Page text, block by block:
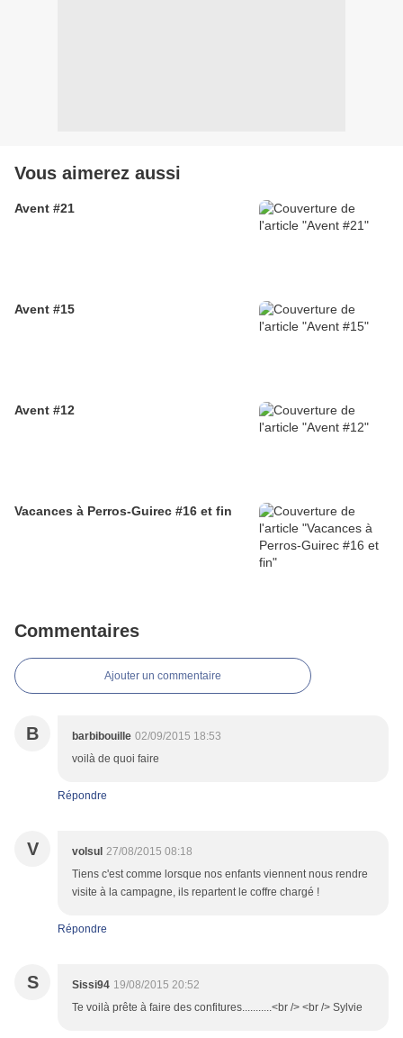
Vous aimerez aussi
Avent #21
Avent #15
Avent #12
Vacances à Perros-Guirec #16 et fin
Commentaires
Ajouter un commentaire
B barbibouille 02/09/2015 18:53
voilà de quoi faire
Répondre
V volsul 27/08/2015 08:18
Tiens c'est comme lorsque nos enfants viennent nous rendre
visite à la campagne, ils repartent le coffre chargé !
Répondre
S Sissi94 19/08/2015 20:52
Te voilà prête à faire des confitures...........<br /> <br /> Sylvie